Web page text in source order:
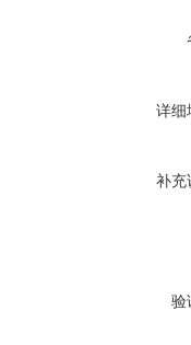
详细
补充
验